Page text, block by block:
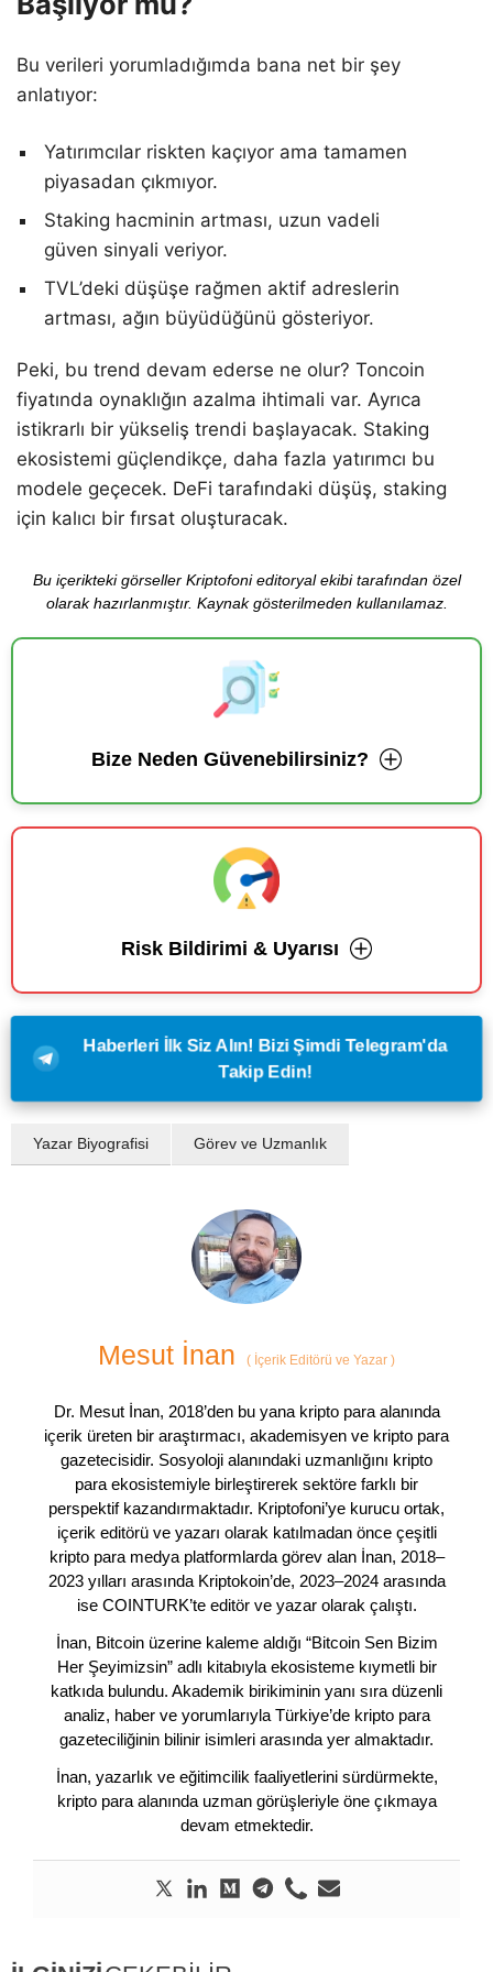
Bu verileri yorumladığımda bana net bir şey
anlatıyor:
Yatırımcılar riskten kaçıyor ama tamamen
piyasadan çıkmıyor.
Staking hacminin artması, uzun vadeli
güven sinyali veriyor.
TVL’deki düşüşe rağmen aktif adreslerin
artması, ağın büyüdüğünü gösteriyor.
Peki, bu trend devam ederse ne olur? Toncoin
fiyatında oynaklığın azalma ihtimali var. Ayrıca
istikrarlı bir yükseliş trendi başlayacak. Staking
ekosistemi güçlendikçe, daha fazla yatırımcı bu
modele geçecek. DeFi tarafındaki düşüş, staking
için kalıcı bir fırsat oluşturacak.
Bu içerikteki görseller Kriptofoni editoryal ekibi tarafından özel
olarak hazırlanmıştır. Kaynak gösterilmeden kullanılamaz.
Bize Neden Güvenebilirsiniz?
Risk Bildirimi & Uyarısı
Haberleri İlk Siz Alın! Bizi Şimdi Telegram'da
Takip Edin!
Yazar Biyografisi Görev ve Uzmanlık
Mesut İnan ( İçerik Editörü ve Yazar )
Dr. Mesut İnan, 2018’den bu yana kripto para alanında
içerik üreten bir araştırmacı, akademisyen ve kripto para
gazetecisidir. Sosyoloji alanındaki uzmanlığını kripto
para ekosistemiyle birleştirerek sektöre farklı bir
perspektif kazandırmaktadır. Kriptofoni’ye kurucu ortak,
içerik editörü ve yazarı olarak katılmadan önce çeşitli
kripto para medya platformlarda görev alan İnan, 2018–
2023 yılları arasında Kriptokoin’de, 2023–2024 arasında
ise COINTURK’te editör ve yazar olarak çalıştı.
İnan, Bitcoin üzerine kaleme aldığı “Bitcoin Sen Bizim
Her Şeyimizsin” adlı kitabıyla ekosisteme kıymetli bir
katkıda bulundu. Akademik birikiminin yanı sıra düzenli
analiz, haber ve yorumlarıyla Türkiye’de kripto para
gazeteciliğinin bilinir isimleri arasında yer almaktadır.
İnan, yazarlık ve eğitimcilik faaliyetlerini sürdürmekte,
kripto para alanında uzman görüşleriyle öne çıkmaya
devam etmektedir.